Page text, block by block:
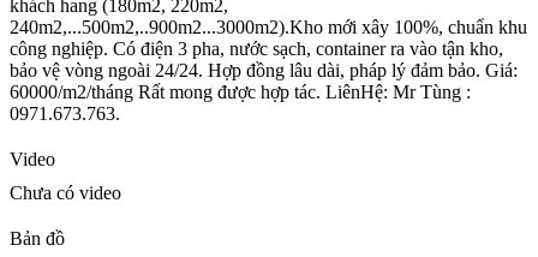
khách hang (180m2, 220m2,
240m2,...500m2,..900m2...3000m2).Kho mới xây 100%, chuẩn khu
công nghiệp. Có điện 3 pha, nước sạch, container ra vào tận kho,
bảo vệ vòng ngoài 24/24. Hợp đồng lâu dài, pháp lý đảm bảo. Giá:
60000/m2/tháng Rất mong được hợp tác. LiênHệ: Mr Tùng :
0971.673.763.
Video
Chưa có video
Bản đồ